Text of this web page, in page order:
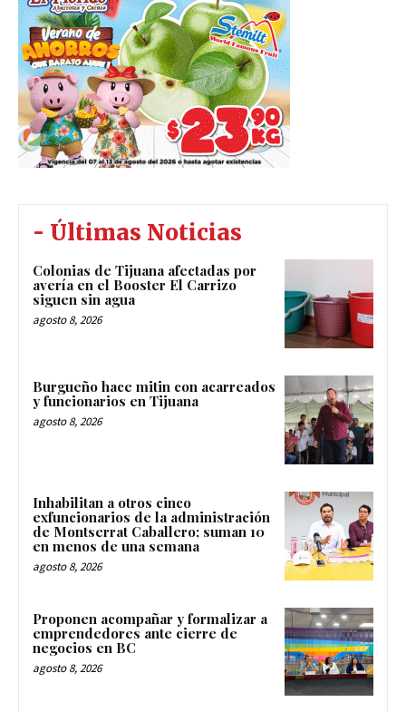
- Últimas Noticias
Colonias de Tijuana afectadas por
avería en el Booster El Carrizo
siguen sin agua
agosto 8, 2026
Burgueño hace mitin con acarreados
y funcionarios en Tijuana
agosto 8, 2026
Inhabilitan a otros cinco
exfuncionarios de la administración
de Montserrat Caballero; suman 10
en menos de una semana
agosto 8, 2026
Proponen acompañar y formalizar a
emprendedores ante cierre de
negocios en BC
agosto 8, 2026